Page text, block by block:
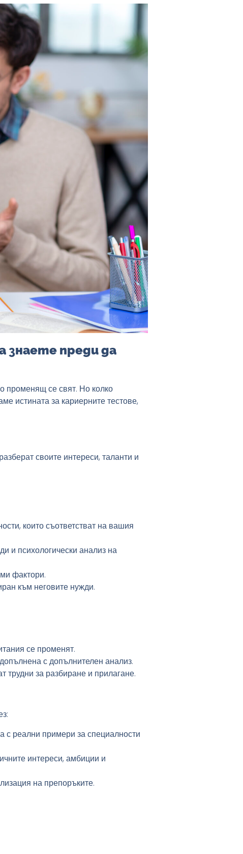
знаете преди да
променящ се свят. Но колко
истината за кариерните тестове,
своите интереси, таланти и
които съответстват на вашия
и психологически анализ на
фактори.
към неговите нужди.
се променят.
с допълнителен анализ.
трудни за разбиране и прилагане.
с реални примери за специалности
интереси, амбиции и
на препоръките.